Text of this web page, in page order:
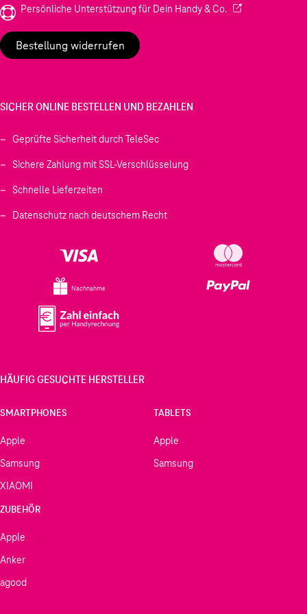
Persönliche Unterstützung für Dein Handy & Co. (Wird in einem
Bestellung widerrufen
SICHER ONLINE BESTELLEN UND BEZAHLEN
Geprüfte Sicherheit durch TeleSec
Sichere Zahlung mit SSL-Verschlüsselung
Schnelle Lieferzeiten
Datenschutz nach deutschem Recht
Nachnahme
HÄUFIG GESUCHTE HERSTELLER
SMARTPHONES
Apple
Samsung
XIAOMI
TABLETS
Apple
Samsung
ZUBEHÖR
Apple
Anker
agood